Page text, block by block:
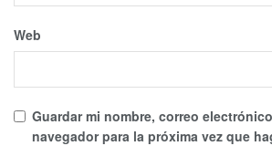
Web
Guardar mi nombre, correo
navegador para la próxima vez que